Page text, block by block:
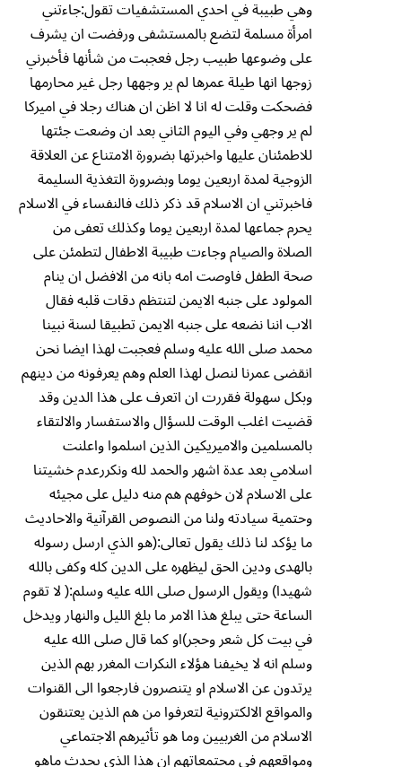
وهي طبيبة في احدي المستشفيات تقول:جاءتني
امرأة مسلمة لتضع بالمستشفى ورفضت ان يشرف
على وضوعها طبيب رجل فعجبت من شأنها فأخبرني
زوجها انها طيلة عمرها لم ير وجهها رجل غير محارمها
فضحكت وقلت له انا لا اظن ان هناك رجلا في اميركا
لم ير وجهي وفي اليوم الثاني بعد ان وضعت جئتها
للاطمئنان عليها واخبرتها بضرورة الامتناع عن العلاقة
الزوجية لمدة اربعين يوما وبضرورة التغذية السليمة
فاخبرتني ان الاسلام قد ذكر ذلك فالنفساء في الاسلام
يحرم جماعها لمدة اربعين يوما وكذلك تعفى من
الصلاة والصيام وجاءت طبيبة الاطفال لتطمئن على
صحة الطفل فاوصت امه بانه من الافضل ان ينام
المولود على جنبه الايمن لتنتظم دقات قلبه فقال
الاب اننا نضعه على جنبه الايمن تطبيقا لسنة نبينا
محمد صلى الله عليه وسلم فعجبت لهذا ايضا نحن
انقضى عمرنا لنصل لهذا العلم وهم يعرفونه من دينهم
وبكل سهولة فقررت ان اتعرف على هذا الدين وقد
قضيت اغلب الوقت للسؤال والاستفسار والالتقاء
بالمسلمين والاميريكين الذين اسلموا واعلنت
اسلامي بعد عدة اشهر والحمد لله ونكررعدم خشيتنا
على الاسلام لان خوفهم هم منه دليل على مجيئه
وحتمية سيادته ولنا من النصوص القرآنية والاحاديث
ما يؤكد لنا ذلك يقول تعالى:(هو الذي ارسل رسوله
بالهدى ودين الحق ليظهره على الدين كله وكفى بالله
شهيدا) ويقول الرسول صلى الله عليه وسلم:( لا تقوم
الساعة حتى يبلغ هذا الامر ما بلغ الليل والنهار ويدخل
في بيت كل شعر وحجر)او كما قال صلى الله عليه
وسلم انه لا يخيفنا هؤلاء النكرات المغرر بهم الذين
يرتدون عن الاسلام او يتنصرون فارجعوا الى القنوات
والمواقع الالكترونية لتعرفوا من هم الذين يعتنقون
الاسلام من الغربيين وما هو تأثيرهم الاجتماعي
ومواقعهم في مجتمعاتهم ان هذا الذي يحدث ماهو